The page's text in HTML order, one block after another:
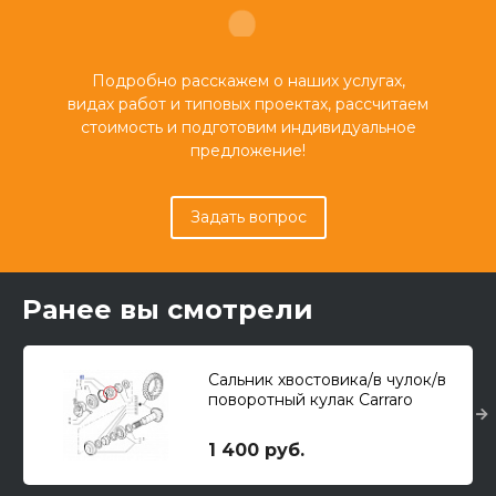
Подробно расскажем о наших услугах,
видах работ и типовых проектах, рассчитаем
стоимость и подготовим индивидуальное
предложение!
Задать вопрос
Ранее вы смотрели
Сальник хвостовика/в чулок/в
поворотный кулак Carraro
1 400 руб.